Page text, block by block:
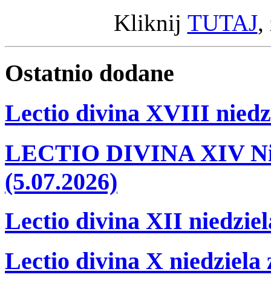
Kliknij TUTAJ,
Ostatnio dodane
Lectio divina XVIII
LECTIO DIVINA XIV
(5.07.2026)
Lectio divina XII
Lectio divina X niedziela